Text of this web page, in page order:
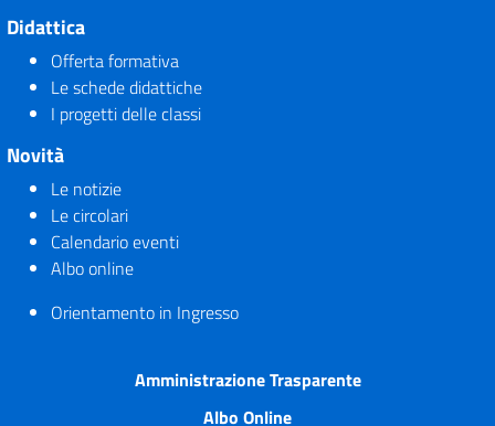
Didattica
Offerta formativa
Le schede didattiche
I progetti delle classi
Novità
Le notizie
Le circolari
Calendario eventi
Albo online
Orientamento in Ingresso
Amministrazione Trasparente
Albo Online